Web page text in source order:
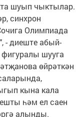
шуып чыктылар.
синхрон
Олимпиада
- диеште абый-
шууга
өйрәткән
кына кала
һәм ел саен
алынды.